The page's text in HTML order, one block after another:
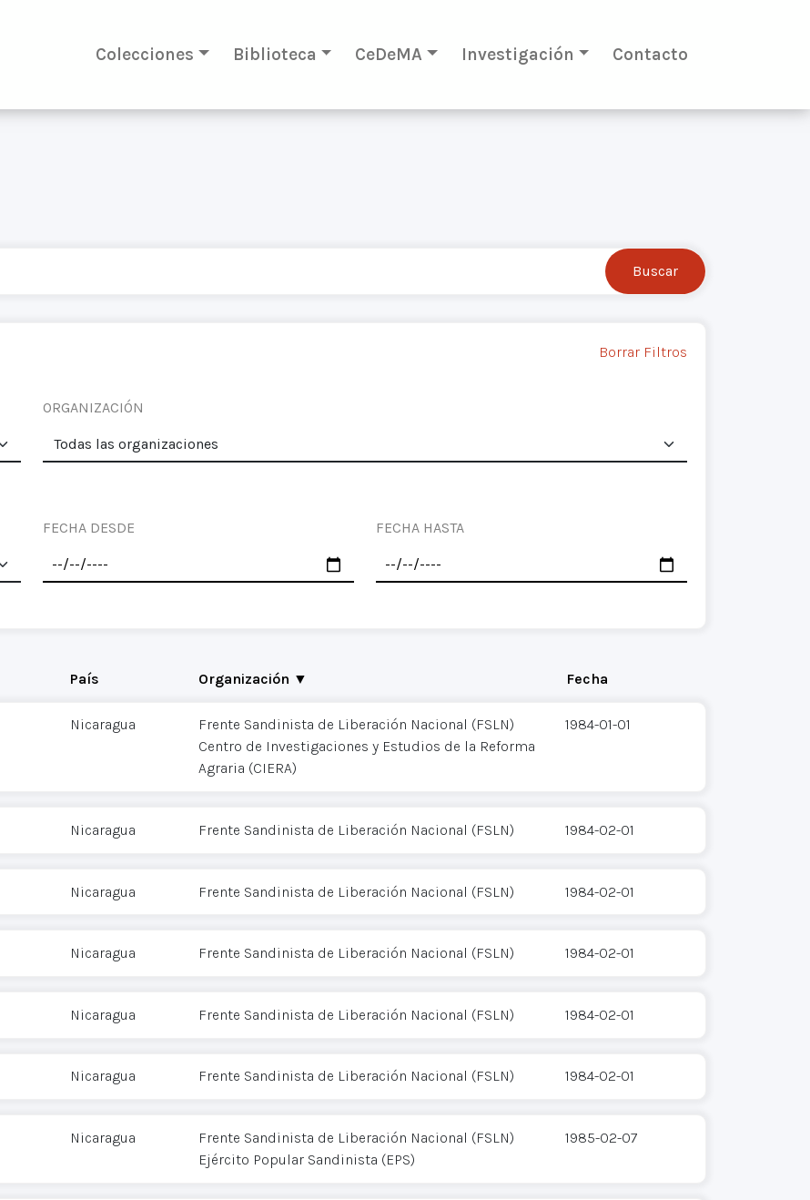
Colecciones Biblioteca CeDeMA Investigación Contacto
Borrar Filtros
ORGANIZACIÓN
FECHA DESDE FECHA HASTA
País Organización ▼ Fecha
Nicaragua
Frente Sandinista de Liberación Nacional (FSLN)
Centro de Investigaciones y Estudios de la Reforma
Agraria (CIERA)
1984-01-01
Nicaragua Frente Sandinista de Liberación Nacional (FSLN) 1984-02-01
Nicaragua Frente Sandinista de Liberación Nacional (FSLN) 1984-02-01
Nicaragua Frente Sandinista de Liberación Nacional (FSLN) 1984-02-01
Nicaragua Frente Sandinista de Liberación Nacional (FSLN) 1984-02-01
Nicaragua Frente Sandinista de Liberación Nacional (FSLN) 1984-02-01
Nicaragua
Frente Sandinista de Liberación Nacional (FSLN)
Ejército Popular Sandinista (EPS)
1985-02-07